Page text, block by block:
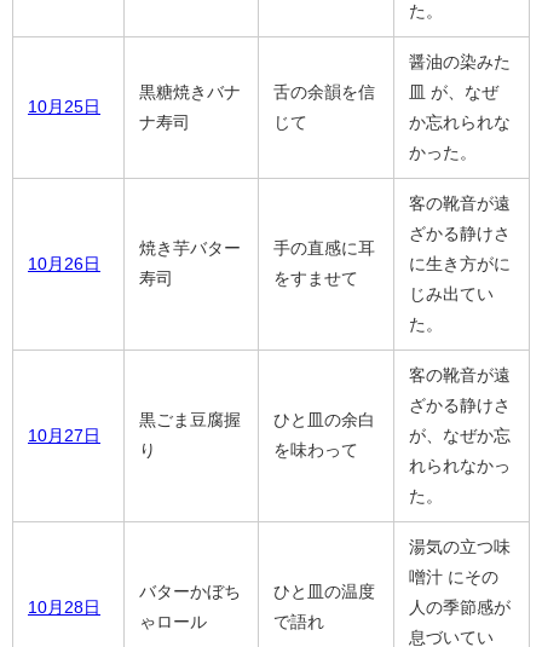
た。
10月25日
黒糖焼きバナ
ナ寿司
舌の余韻を信
じて
醤油の染みた
皿 が、なぜ
か忘れられな
かった。
10月26日
焼き芋バター
寿司
手の直感に耳
をすませて
客の靴音が遠
ざかる静けさ
に生き方がに
じみ出てい
た。
10月27日
黒ごま豆腐握
り
ひと皿の余白
を味わって
客の靴音が遠
ざかる静けさ
が、なぜか忘
れられなかっ
た。
10月28日
バターかぼち
ゃロール
ひと皿の温度
で語れ
湯気の立つ味
噌汁 にその
人の季節感が
息づいてい